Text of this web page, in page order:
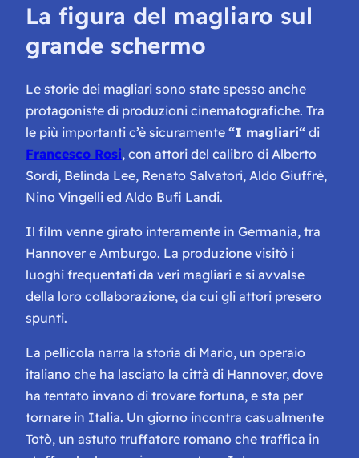
La figura del magliaro sul
grande schermo
Le storie dei magliari sono state spesso anche
protagoniste di produzioni cinematografiche. Tra
le più importanti c’è sicuramente “I magliari“ di
Francesco Rosi, con attori del calibro di Alberto
Sordi, Belinda Lee, Renato Salvatori, Aldo Giuffrè,
Nino Vingelli ed Aldo Bufi Landi.
Il film venne girato interamente in Germania, tra
Hannover e Amburgo. La produzione visitò i
luoghi frequentati da veri magliari e si avvalse
della loro collaborazione, da cui gli attori presero
spunti.
La pellicola narra la storia di Mario, un operaio
italiano che ha lasciato la città di Hannover, dove
ha tentato invano di trovare fortuna, e sta per
tornare in Italia. Un giorno incontra casualmente
Totò, un astuto truffatore romano che traffica in